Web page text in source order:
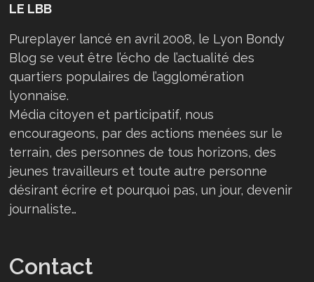
LE LBB
Pureplayer lancé en avril 2008, le Lyon Bondy
Blog se veut être l’écho de l’actualité des
quartiers populaires de l’agglomération
lyonnaise.
Média citoyen et participatif, nous
encourageons, par des actions menées sur le
terrain, des personnes de tous horizons, des
jeunes travailleurs et toute autre personne
désirant écrire et pourquoi pas, un jour, devenir
journaliste…
Contact